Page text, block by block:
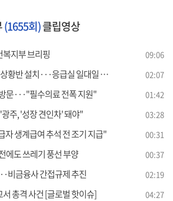
(1655회)클립영상
복지부 브리핑 09:06
반 설치···응급실 일대일 전담" 02:07
문···"필수의료 전폭 지원" 01:42
주, '성장 견인차' 돼야" 03:28
자 생계급여 추석 전 조기 지급" 00:31
에도 쓰레기 풍선 부양 00:37
비금융사 간접규제 추진 02:19
총격 사건 [글로벌 핫이슈] 04:27